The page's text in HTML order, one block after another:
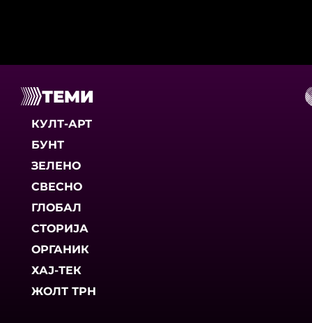
ТЕМИ
КУЛТ-АРТ
БУНТ
ЗЕЛЕНО
СВЕСНО
ГЛОБАЛ
СТОРИЈА
ОРГАНИК
ХАЈ-ТЕК
ЖОЛТ ТРН